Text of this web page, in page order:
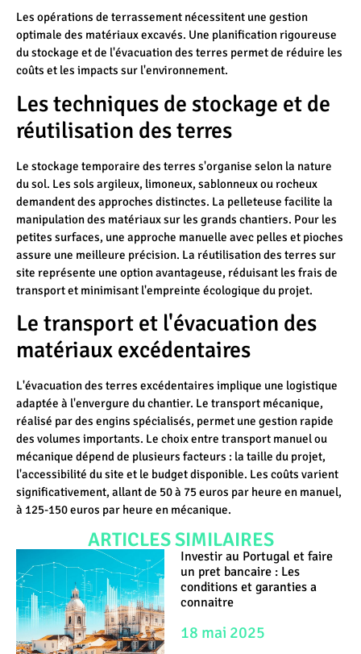
Les opérations de terrassement nécessitent une gestion
optimale des matériaux excavés. Une planification rigoureuse
du stockage et de l'évacuation des terres permet de réduire les
coûts et les impacts sur l'environnement.
Les techniques de stockage et de
réutilisation des terres
Le stockage temporaire des terres s'organise selon la nature
du sol. Les sols argileux, limoneux, sablonneux ou rocheux
demandent des approches distinctes. La pelleteuse facilite la
manipulation des matériaux sur les grands chantiers. Pour les
petites surfaces, une approche manuelle avec pelles et pioches
assure une meilleure précision. La réutilisation des terres sur
site représente une option avantageuse, réduisant les frais de
transport et minimisant l'empreinte écologique du projet.
Le transport et l'évacuation des
matériaux excédentaires
L'évacuation des terres excédentaires implique une logistique
adaptée à l'envergure du chantier. Le transport mécanique,
réalisé par des engins spécialisés, permet une gestion rapide
des volumes importants. Le choix entre transport manuel ou
mécanique dépend de plusieurs facteurs : la taille du projet,
l'accessibilité du site et le budget disponible. Les coûts varient
significativement, allant de 50 à 75 euros par heure en manuel,
à 125-150 euros par heure en mécanique.
ARTICLES SIMILAIRES
Investir au Portugal et faire
un pret bancaire : Les
conditions et garanties a
connaitre
18 mai 2025